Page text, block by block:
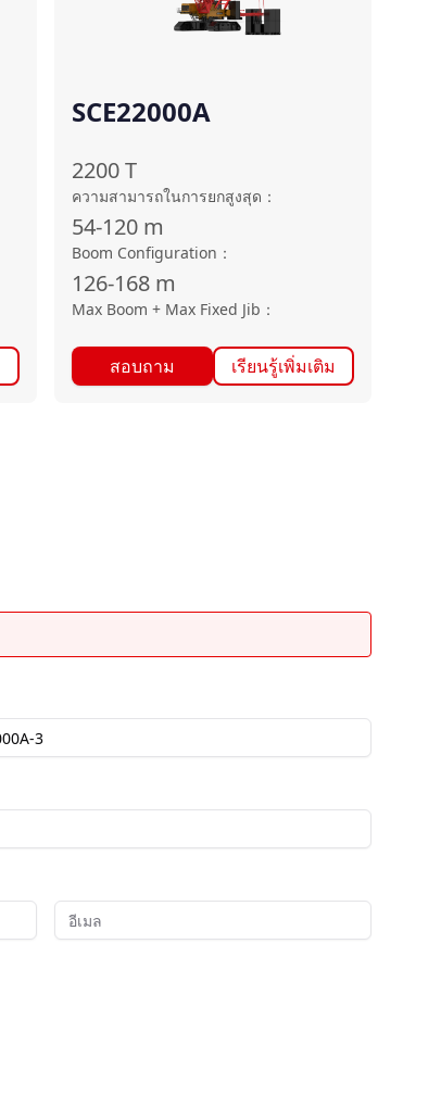
SCE22000A
2200T
ความสามารถในการยกสูงสุด ：
54-120 m
Boom Configuration ：
126-168 m
Max Boom + Max Fixed Jib ：
สอบถาม เรียนรู้เพิ่มเติม